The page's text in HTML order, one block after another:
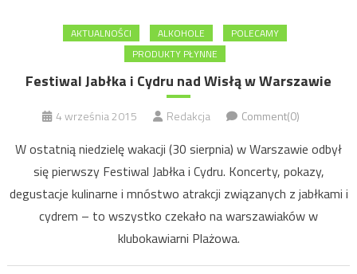
AKTUALNOŚCI ALKOHOLE
POLECAMY
PRODUKTY PŁYNNE
Festiwal Jabłka i Cydru nad Wisłą w Warszawie
4 września 2015 Redakcja Comment(0)
W ostatnią niedzielę wakacji (30 sierpnia) w Warszawie odbył
się pierwszy Festiwal Jabłka i Cydru. Koncerty, pokazy,
degustacje kulinarne i mnóstwo atrakcji związanych z jabłkami i
cydrem – to wszystko czekało na warszawiaków w
klubokawiarni Plażowa.